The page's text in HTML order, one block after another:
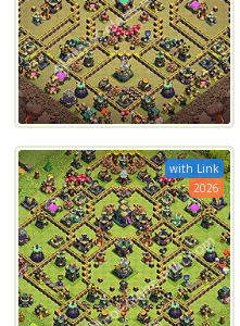
with Link
2026